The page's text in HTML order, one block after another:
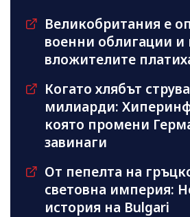
Великобритания е
военни облигации и
вложителите
Когато хлябът
милиарди:
която промени
завинаги
От пепелта на
световна империя:
история на Bulgari